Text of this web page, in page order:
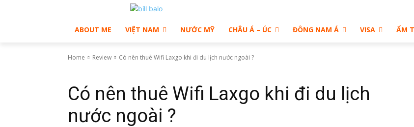
ABOUT ME VIỆT NAM NƯỚC MỸ CHÂU Á – ÚC ĐÔNG NAM Á VISA ẨM
Home Review Có nên thuê Wifi Laxgo khi đi du lịch nước ngoài ?
Có nên thuê Wifi Laxgo khi đi du lịch
nước ngoài ?